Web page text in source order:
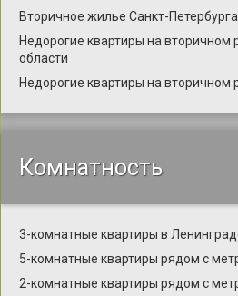
Вторичное жилье Санкт-
Недорогие квартиры на вторичном
области
Недорогие квартиры на вторичном
Комнатность
3-комнатные квартиры в
5-комнатные квартиры рядом с
2-комнатные квартиры рядом с